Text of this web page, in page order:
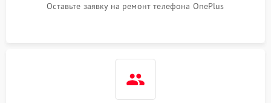
Оставьте заявку на ремонт телефона OnePlus